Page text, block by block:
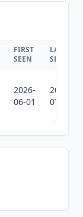
FIRST
SEEN
LAST
SEEN
2026-
06-01
2026-
07-10